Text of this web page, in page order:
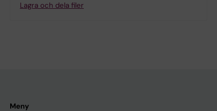
Lagra och dela filer
Meny